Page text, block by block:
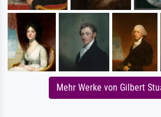
Mehr Werke von Gilbert